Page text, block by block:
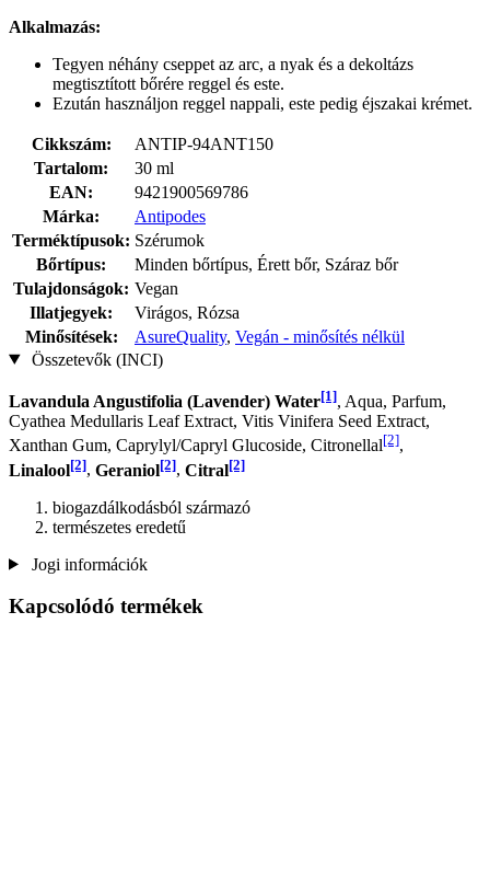
Alkalmazás:
Tegyen néhány cseppet az arc, a nyak és a dekoltázs
megtisztított bőrére reggel és este.
Ezután használjon reggel nappali, este pedig éjszakai krémet.
Cikkszám:
ANTIP-94ANT150
Tartalom:
30 ml
EAN:
9421900569786
Márka:
Antipodes
Terméktípusok: Szérumok
Bőrtípus:
Minden bőrtípus, Érett bőr, Száraz bőr
Tulajdonságok: Vegan
Illatjegyek:
Virágos, Rózsa
Minősítések:
AsureQuality, Vegán - minősítés nélkül
Összetevők (INCI)
Lavandula Angustifolia (Lavender) Water[1], Aqua, Parfum,
Cyathea Medullaris Leaf Extract, Vitis Vinifera Seed Extract,
Xanthan Gum, Caprylyl/Capryl Glucoside, Citronellal[2],
Linalool[2], Geraniol[2], Citral[2]
biogazdálkodásból származó
természetes eredetű
Jogi információk
Kapcsolódó termékek